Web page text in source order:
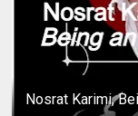
Nosrat Karimi,